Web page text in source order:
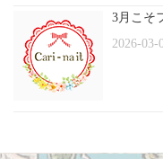
3月こそ
2026-03-